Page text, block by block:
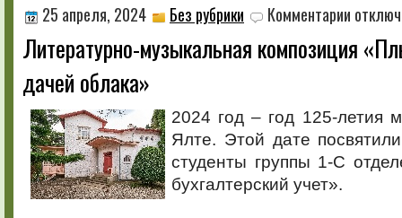
25 апреля, 2024 Без рубрики Комментарии записи
Белой
дачей
Литературно-музыкальная композиция
дачей облака»
2024 год – год 125-летия
Ялте. Этой дате
студенты группы 1-С
бухгалтерский учет».